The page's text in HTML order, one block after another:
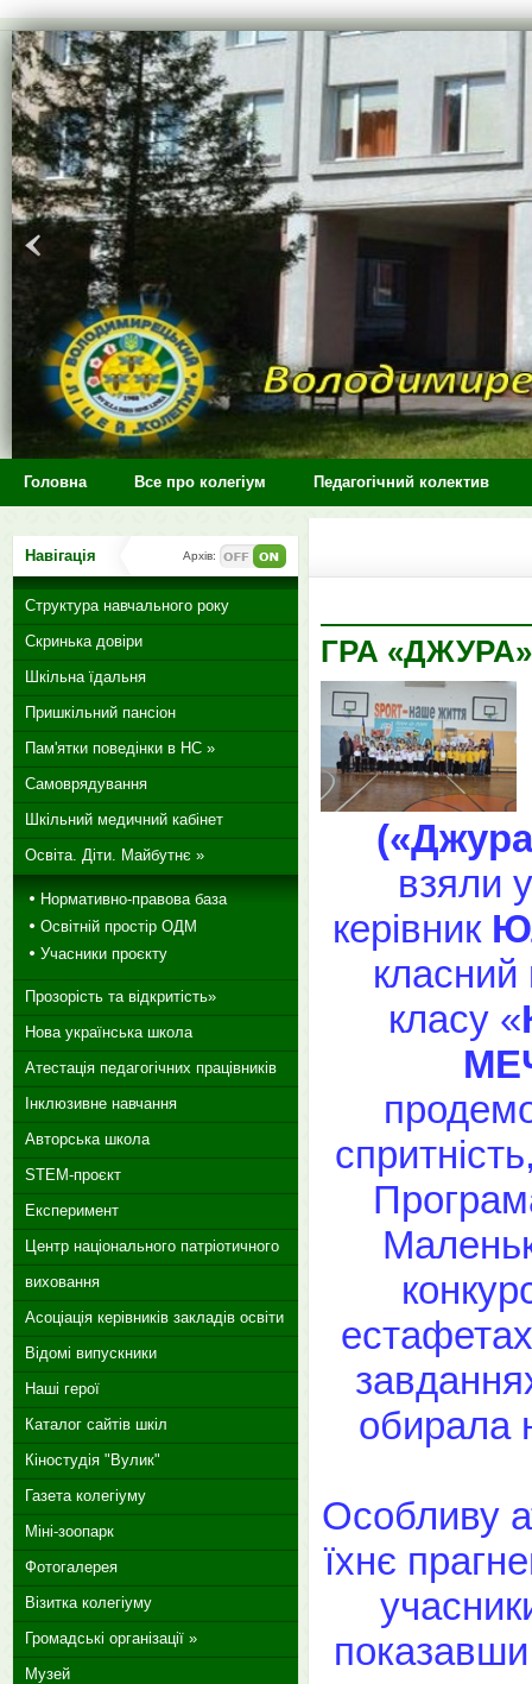
>
Головна Все про колегіум Педагогічний колектив
ГРА
взяли
керівник
класний
класу «
обирала
Особливу
їхнє
Навігація Архів:
Структура навчального року
Скринька довіри
Шкільна їдальня
Пришкільний пансіон
Пам'ятки поведінки в НС »
Самоврядування
Шкільний медичний кабінет
Освіта. Діти. Майбутнє »
Нормативно-правова база
Освітній простір ОДМ
Учасники проєкту
Прозорість та відкритість»
Нова українська школа
Атестація педагогічних працівників
Інклюзивне навчання
Авторська школа
STEM-проєкт
Експеримент
Центр національного патріотичного
виховання
Асоціація керівників закладів освіти
Відомі випускники
Наші герої
Каталог сайтів шкіл
Кіностудія "Вулик"
Газета колегіуму
Міні-зоопарк
Фотогалерея
Візитка колегіуму
Громадські організації »
Музей